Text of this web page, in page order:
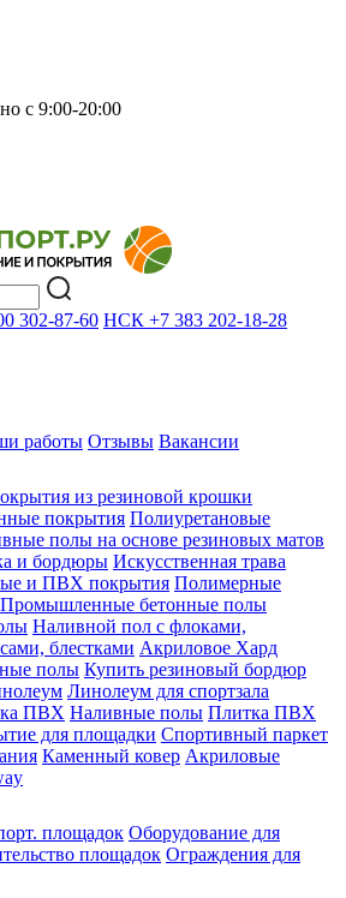
с 9:00-20:00
302-87-60 НСК +7 383 202-18-28
работы Отзывы Вакансии
из резиновой крошки
покрытия Полиуретановые
полы на основе резиновых матов
и бордюры Искусственная трава
и ПВХ покрытия Полимерные
Промышленные бетонные полы
Наливной пол с флоками,
блестками Акриловое Хард
полы Купить резиновый бордюр
Линолеум для спортзала
ПВХ Наливные полы Плитка ПВХ
для площадки Спортивный паркет
Каменный ковер Акриловые
площадок Оборудование для
площадок Ограждения для